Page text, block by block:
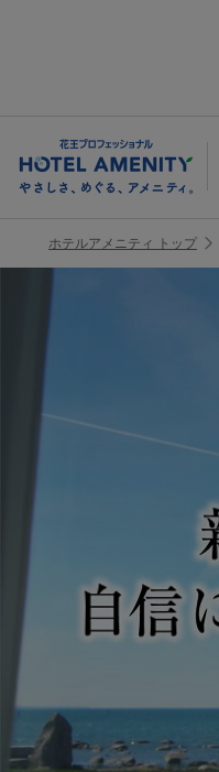
ホテルアメニティ トップ